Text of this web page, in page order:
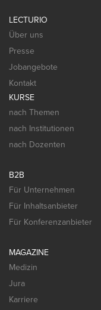
LECTURIO
Über uns
Presse
Jobangebote
Kontakt
KURSE
nach Themen
nach Institutionen
nach Dozenten
B2B
Für Unternehmen
Für Inhaltsanbieter
Für Konferenzanbieter
MAGAZINE
Medizin
Jura
Karriere